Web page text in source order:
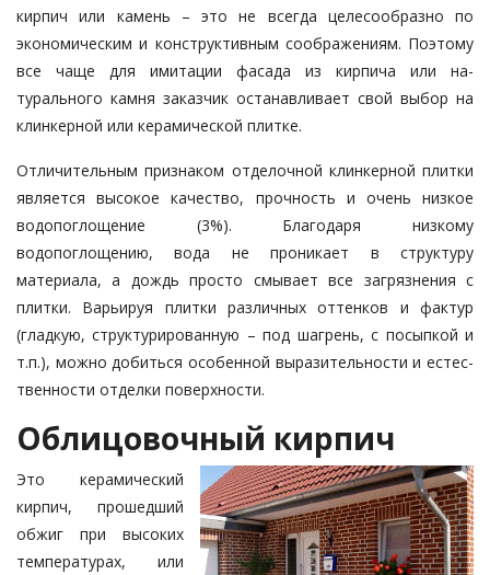
кирпич или ка­мень – это не всегда целесообразно по
экономическим и конструктивным соображениям. Поэтому
все чаще для имитации фасада из кирпича или на­
турального камня заказчик оста­нав­ливает свой выбор на
клинкерной или керамической плитке.
Отличительным признаком отде­лочной клинкерной плитки
является высокое качество, прочность и очень низкое
водопоглощение (3%). Бла­го­даря низкому
водопоглощению, вода не проникает в структуру
материала, а дождь просто смывает все загрязне­­ния с
плитки. Варьируя плитки раз­лич­ных оттенков и фактур
(гладкую, структурированную – под шагрень, с посыпкой и
т.п.), можно добиться особенной выразительности и естес­
твенности отделки поверхности.
Облицовочный кирпич
Это керамический
кирпич, про­шед­ший
обжиг при высоких
темпе­ра­турах, или